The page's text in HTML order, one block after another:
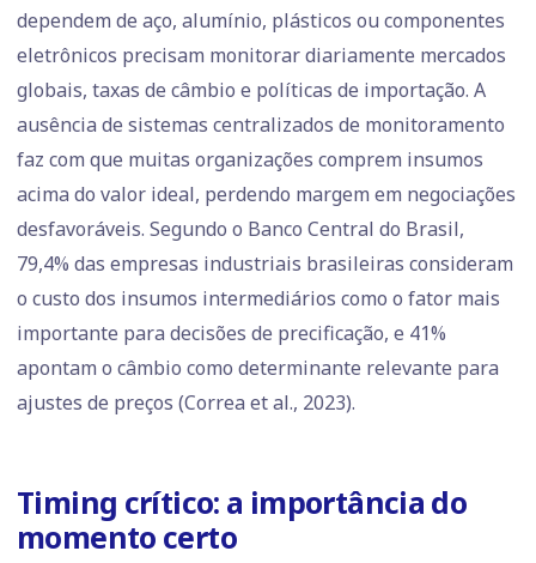
dependem de aço, alumínio, plásticos ou componentes
eletrônicos precisam monitorar diariamente mercados
globais, taxas de câmbio e políticas de importação. A
ausência de sistemas centralizados de monitoramento
faz com que muitas organizações comprem insumos
acima do valor ideal, perdendo margem em negociações
desfavoráveis. Segundo o Banco Central do Brasil,
79,4% das empresas industriais brasileiras consideram
o custo dos insumos intermediários como o fator mais
importante para decisões de precificação, e 41%
apontam o câmbio como determinante relevante para
ajustes de preços (Correa et al., 2023).
Timing crítico: a importância do
momento certo